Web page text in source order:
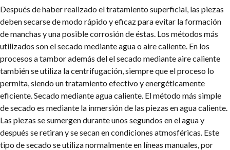
Después de haber realizado el tratamiento superficial, las piezas
deben secarse de modo rápido y eficaz para evitar la formación
de manchas y una posible corrosión de éstas. Los métodos más
utilizados son el secado mediante agua o aire caliente. En los
procesos a tambor además del el secado mediante aire caliente
también se utiliza la centrifugación, siempre que el proceso lo
permita, siendo un tratamiento efectivo y energéticamente
eficiente.Secado mediante agua caliente. El método más simple
de secado es mediante la inmersión de las piezas en aguacaliente.
Las piezas se sumergen durante unos segundos en el agua y
después se retiran y se secan en condiciones atmosféricas. Este
tipo de secado se utiliza normalmente en líneas manuales, por